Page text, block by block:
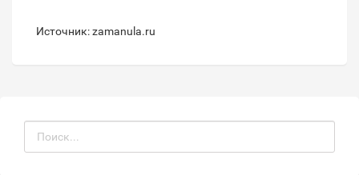
Источник: zamanula.ru